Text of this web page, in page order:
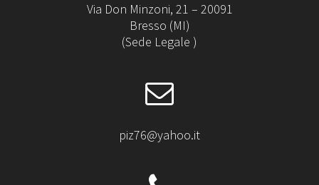
Via Don Minzoni, 21 – 20091
Bresso (MI)
(Sede Legale )
piz76@yahoo.it